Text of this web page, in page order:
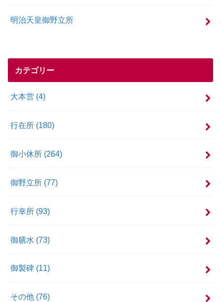
明治天皇御野立所
カテゴリー
大本営 (4)
行在所 (180)
御小休所 (264)
御野立所 (77)
行幸所 (93)
御膳水 (73)
御製碑 (11)
その他 (76)